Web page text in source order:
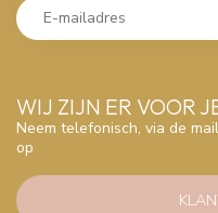
WIJ ZIJN ER VOOR
Neem telefonisch, via de
op